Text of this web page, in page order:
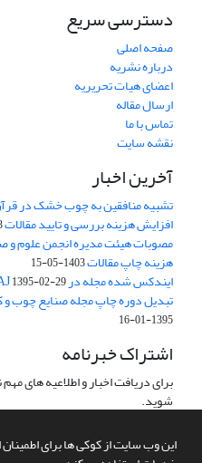
این وب سایت از کوکی ها برای اطمینان
دسترسی سریع
صفحه اصلی
درباره نشریه
اعضای هیات تحریریه
ارسال مقاله
تماس با ما
نقشه سایت
آخرین اخبار
تشبیه منافقین به چوب خشک در
افزایش هزینه بررسی و تایید مقالات
مصوبات هیئت مدیره انجمن علوم
هزینه چاپ مقالات1403-05-15
ایندکس شده مجله در DOAJ1395-02-29
تبدیل دوره چاپ مجله صنایع چوب و
1395-01-16
اشتراک خبرنامه
برای دریافت اخبار و اطلاعیه های
شوید.